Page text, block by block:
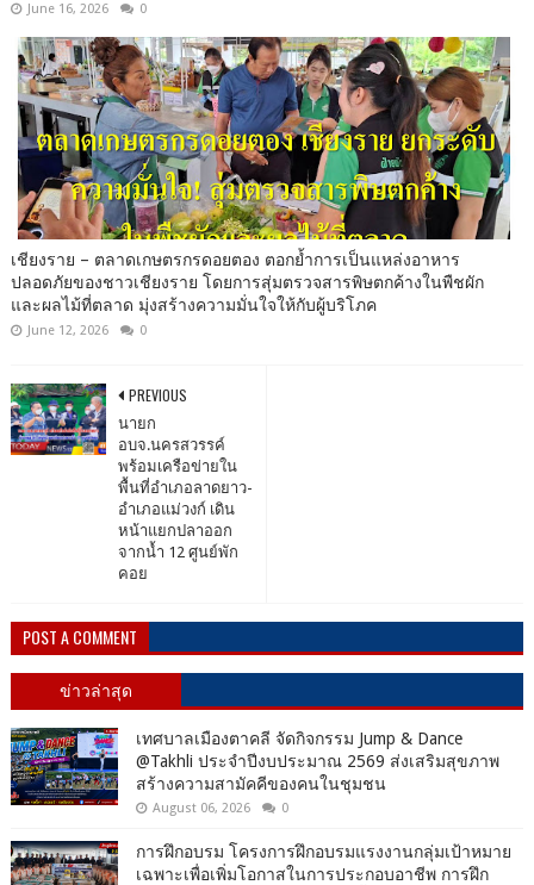
June 16, 2026 0
เชียงราย – ตลาดเกษตรกรดอยตอง ตอกย้ำการเป็นแหล่งอาหาร
ปลอดภัยของชาวเชียงราย โดยการสุ่มตรวจสารพิษตกค้างในพืชผัก
และผลไม้ที่ตลาด มุ่งสร้างความมั่นใจให้กับผู้บริโภค
June 12, 2026 0
PREVIOUS
นายก
อบจ.นครสวรรค์
พร้อมเครือข่ายใน
พื้นที่อำเภอลาดยาว-
อำเภอแม่วงก์ เดิน
หน้าแยกปลาออก
จากน้ำ 12 ศูนย์พัก
คอย
POST A COMMENT
ข่าวล่าสุด
เทศบาลเมืองตาคลี จัดกิจกรรม Jump & Dance
@Takhli ประจำปีงบประมาณ 2569 ส่งเสริมสุขภาพ
สร้างความสามัคคีของคนในชุมชน
August 06, 2026 0
การฝึกอบรม โครงการฝึกอบรมแรงงานกลุ่มเป้าหมาย
เฉพาะเพื่อเพิ่มโอกาสในการประกอบอาชีพ การฝึก